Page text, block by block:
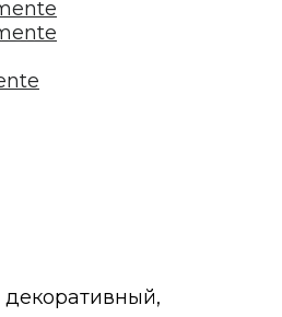
декоративный,